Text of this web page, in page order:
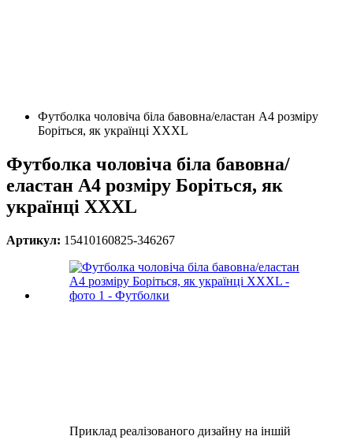
Футболка чоловіча біла бавовна/еластан А4 розміру
Боріться, як українці XXXL
Футболка чоловіча біла бавовна/
еластан А4 розміру Боріться, як
українці XXXL
Артикул: 15410160825-346267
Приклад реалізованого дизайну на іншій